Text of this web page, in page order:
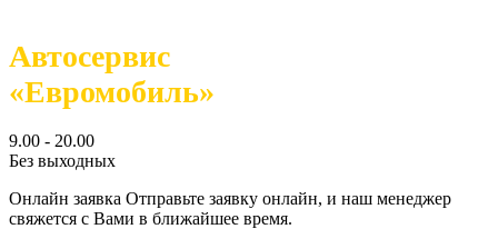
Автосервис
«Евромобиль»
9.00 - 20.00
Без выходных
Онлайн заявка Отправьте заявку онлайн, и наш менеджер
свяжется с Вами в ближайшее время.